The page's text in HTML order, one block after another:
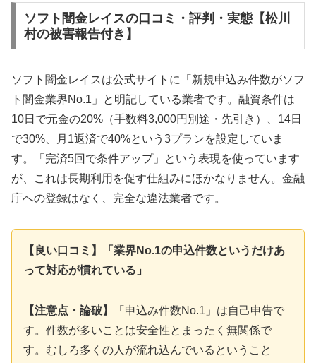
ソフト闇金レイスの口コミ・評判・実態【松川
村の被害報告付き】
ソフト闇金レイスは公式サイトに「新規申込み件数がソフ
ト闇金業界No.1」と明記している業者です。融資条件は
10日で元金の20%（手数料3,000円別途・先引き）、14日
で30%、月1返済で40%という3プランを設定していま
す。「完済5回で条件アップ」という表現を使っています
が、これは長期利用を促す仕組みにほかなりません。金融
庁への登録はなく、完全な違法業者です。
【良い口コミ】「業界No.1の申込件数というだけあ
って対応が慣れている」
【注意点・論破】
「申込み件数No.1」は自己申告で
す。件数が多いことは安全性とまったく無関係で
す。むしろ多くの人が流れ込んでいるということ